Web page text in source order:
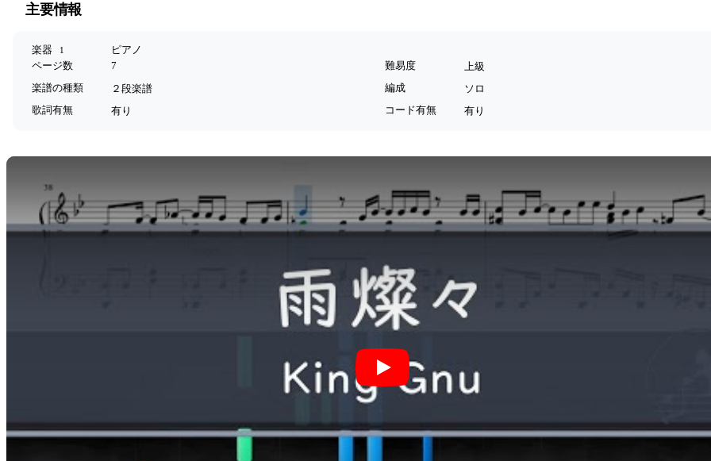
雨燦々 - King Gnu
主要情報
楽器 1
ピアノ
ページ数
7 難易度
上級
楽譜の種類
２段楽譜 編成
ソロ
歌詞有無
有り コード有無 有り